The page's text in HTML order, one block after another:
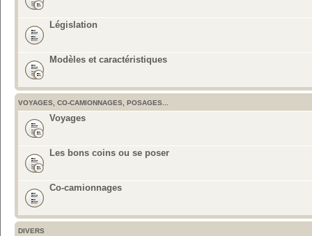
Législation
Modèles et caractéristiques
VOYAGES, CO-CAMIONNAGES, POSAGES...
Voyages
Les bons coins ou se poser
Co-camionnages
DIVERS